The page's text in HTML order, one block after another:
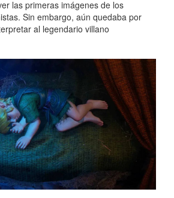
las primeras imágenes de los
Sin embargo, aún quedaba por
al legendario villano